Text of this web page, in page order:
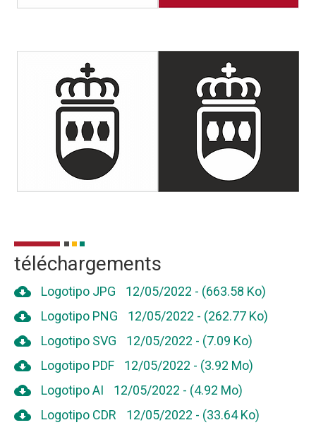
téléchargements
cloud_download Logotipo JPG 12/05/2022 - (663.58 Ko)
cloud_download Logotipo PNG 12/05/2022 - (262.77 Ko)
cloud_download Logotipo SVG 12/05/2022 - (7.09 Ko)
cloud_download Logotipo PDF 12/05/2022 - (3.92 Mo)
cloud_download Logotipo AI 12/05/2022 - (4.92 Mo)
cloud_download Logotipo CDR 12/05/2022 - (33.64 Ko)